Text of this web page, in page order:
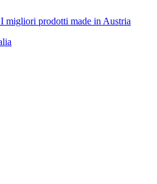
I migliori prodotti made in Austria